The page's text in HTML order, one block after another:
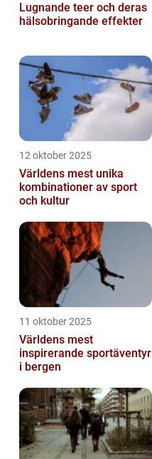
Lugnande teer och deras
hälsobringande effekter
12 oktober 2025
Världens mest unika
kombinationer av sport
och kultur
11 oktober 2025
Världens mest
inspirerande sportäventyr
i bergen